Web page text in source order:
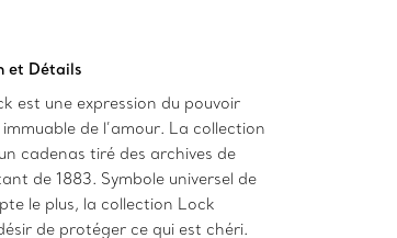
et Détails
est une expression du pouvoir
de l’amour. La collection
cadenas tiré des archives de
de 1883. Symbole universel de
le plus, la collection Lock
de protéger ce qui est chéri.